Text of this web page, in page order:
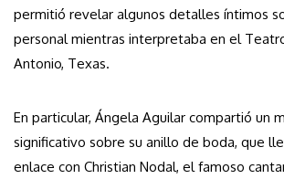
permitió revelar algunos detalles íntimos
personal mientras interpretaba en el
Antonio, Texas.
En particular, Ángela Aguilar compartió un
significativo sobre su anillo de boda, que
enlace con Christian Nodal, el famoso